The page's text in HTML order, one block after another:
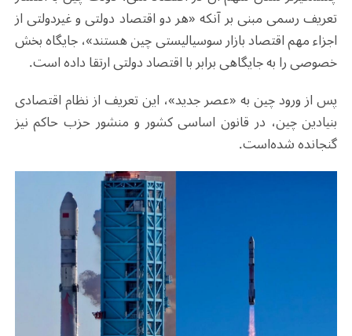
تعریف رسمی مبنی بر آنکه «هر دو اقتصاد دولتی و غیردولتی از
اجزاء مهم اقتصاد بازار سوسیالیستی چین هستند»، جایگاه بخش
خصوصی را به جایگاهی برابر با اقتصاد دولتی ارتقا داده است.
پس از ورود چین به «عصر جدید»، این تعریف از نظام اقتصادی
بنیادین چین، در قانون اساسی کشور و منشور حزب حاکم نیز
گنجانده شده‌است.